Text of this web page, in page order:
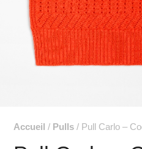
Accueil / Pulls / Pull Carlo –